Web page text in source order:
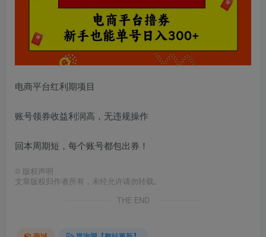
电商平台红利期项目
账号领券收益利润高，无违规操作
回本周期短，每个账号都包出券！
© 版权声明
文章版权归作者所有，未经允许请勿转载。
THE END